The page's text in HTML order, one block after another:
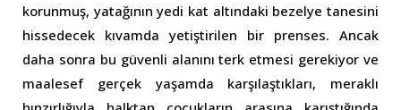
korunmuş, yatağının yedi kat altındaki bezelye tanesini
hissedecek kıvamda yetiştirilen bir prenses. Ancak
daha sonra bu güvenli alanını terk etmesi gerekiyor ve
maalesef gerçek yaşamda karşılaştıkları, meraklı